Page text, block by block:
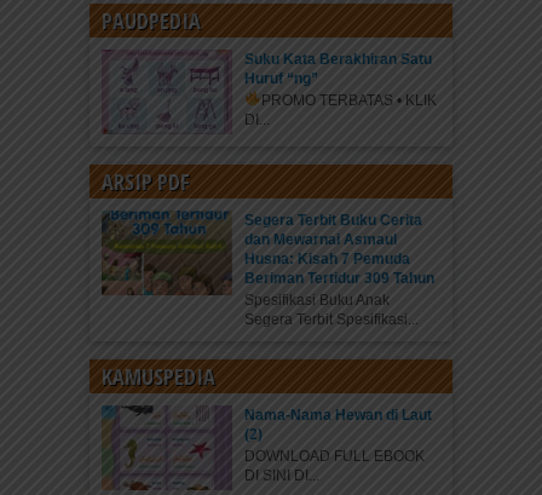
PAUDPEDIA
Suku Kata Berakhiran Satu
Huruf “ng”
PROMO TERBATAS • KLIK
DI...
ARSIP PDF
Segera Terbit Buku Cerita
dan Mewarnai Asmaul
Husna: Kisah 7 Pemuda
Beriman Tertidur 309 Tahun
Spesifikasi Buku Anak
Segera Terbit Spesifikasi...
KAMUSPEDIA
Nama-Nama Hewan di Laut
(2)
DOWNLOAD FULL EBOOK
DI SINI DI...